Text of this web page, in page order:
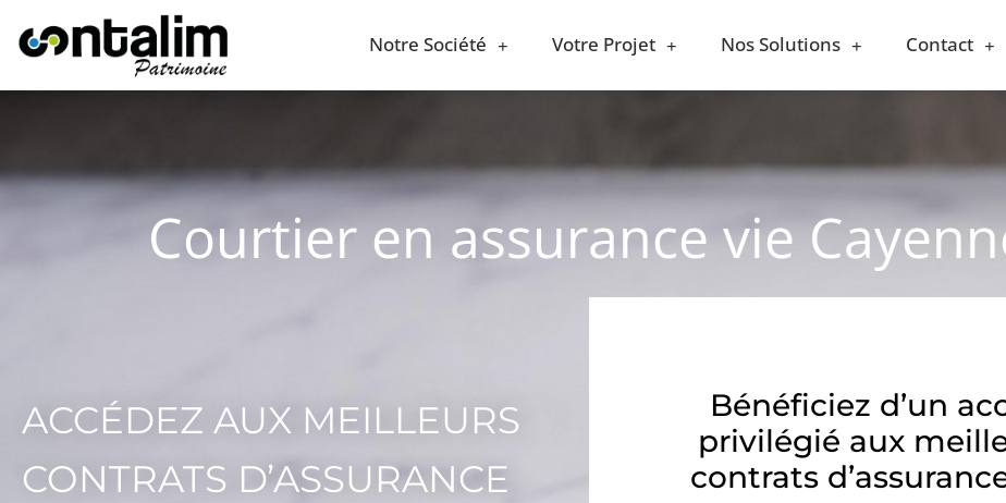
Notre Société Votre Projet Nos Solutions Contact
Courtier en assurance vie
ACCÉDEZ AUX MEILLEURS
CONTRATS D’ASSURANCE
Bénéficiez d’un
privilégié aux
contrats